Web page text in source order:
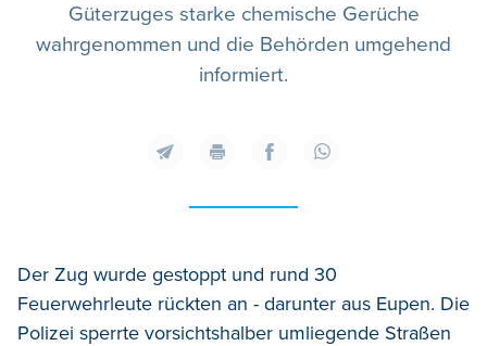
Güterzuges starke chemische Gerüche
wahrgenommen und die Behörden umgehend
informiert.
Der Zug wurde gestoppt und rund 30
Feuerwehrleute rückten an - darunter aus Eupen. Die
Polizei sperrte vorsichtshalber umliegende Straßen